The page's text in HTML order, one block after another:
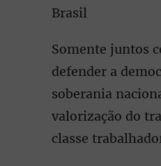
Brasil
Somente juntos
defender a
soberania
valorização do
classe